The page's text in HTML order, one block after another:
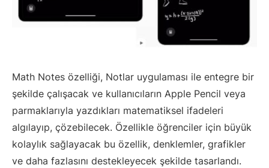
Math Notes özelliği, Notlar uygulaması ile entegre bir
şekilde çalışacak ve kullanıcıların Apple Pencil veya
parmaklarıyla yazdıkları matematiksel ifadeleri
algılayıp, çözebilecek. Özellikle öğrenciler için büyük
kolaylık sağlayacak bu özellik, denklemler, grafikler
ve daha fazlasını destekleyecek şekilde tasarlandı.